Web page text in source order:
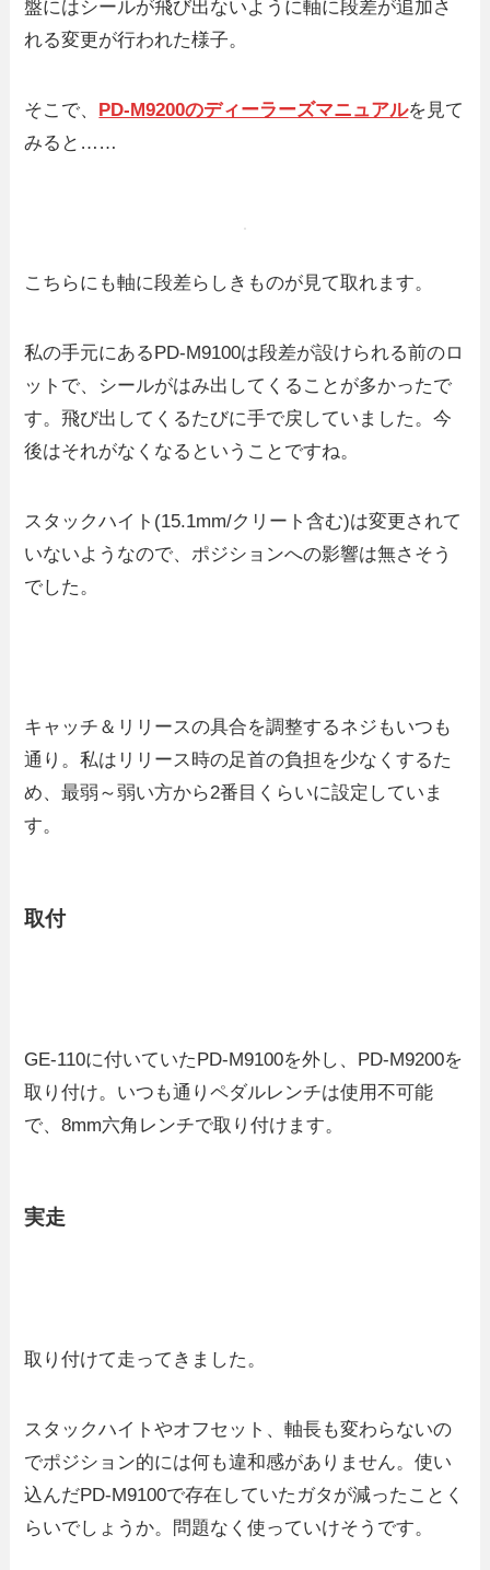
盤にはシールが飛び出ないように軸に段差が追加さ
れる変更が行われた様子。
そこで、 PD-M9200のディーラーズマニュアルを見て
みると……
こちらにも軸に段差らしきものが見て取れます。
私の手元にあるPD-M9100は段差が設けられる前のロ
ットで、シールがはみ出してくることが多かったで
す。飛び出してくるたびに手で戻していました。今
後はそれがなくなるということですね。
スタックハイト(15.1mm/クリート含む)は変更されて
いないようなので、ポジションへの影響は無さそう
でした。
キャッチ＆リリースの具合を調整するネジもいつも
通り。私はリリース時の足首の負担を少なくするた
め、最弱～弱い方から2番目くらいに設定していま
す。
取付
GE-110に付いていたPD-M9100を外し、PD-M9200を
取り付け。いつも通りペダルレンチは使用不可能
で、8mm六角レンチで取り付けます。
実走
取り付けて走ってきました。
スタックハイトやオフセット、軸長も変わらないの
でポジション的には何も違和感がありません。使い
込んだPD-M9100で存在していたガタが減ったことく
らいでしょうか。問題なく使っていけそうです。